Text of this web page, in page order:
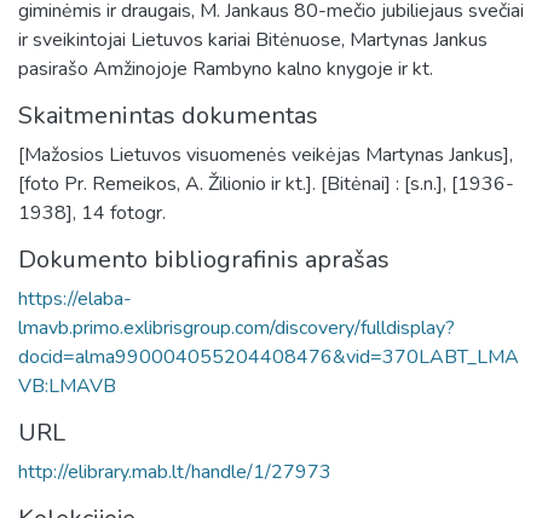
giminėmis ir draugais, M. Jankaus 80-mečio jubiliejaus svečiai
ir sveikintojai Lietuvos kariai Bitėnuose, Martynas Jankus
pasirašo Amžinojoje Rambyno kalno knygoje ir kt.
Skaitmenintas dokumentas
[Mažosios Lietuvos visuomenės veikėjas Martynas Jankus],
[foto Pr. Remeikos, A. Žilionio ir kt.]. [Bitėnai] : [s.n.], [1936-
1938], 14 fotogr.
Dokumento bibliografinis aprašas
https://elaba-
lmavb.primo.exlibrisgroup.com/discovery/fulldisplay?
docid=alma990004055204408476&vid=370LABT_LMA
VB:LMAVB
URL
http://elibrary.mab.lt/handle/1/27973